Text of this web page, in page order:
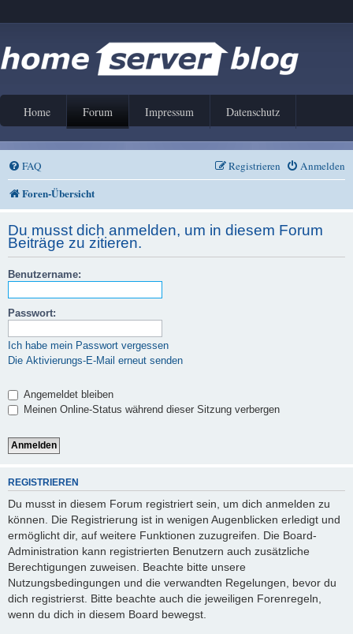
Home Forum Impressum Datenschutz
FAQ Anmelden
Registrieren
Foren-Übersicht
Du musst dich anmelden, um in diesem Forum
Beiträge zu zitieren.
Benutzername:
Passwort:
Ich habe mein Passwort vergessen
Die Aktivierungs-E-Mail erneut senden
Angemeldet bleiben
Meinen Online-Status während dieser Sitzung verbergen
REGISTRIEREN
Du musst in diesem Forum registriert sein, um dich anmelden zu
können. Die Registrierung ist in wenigen Augenblicken erledigt und
ermöglicht dir, auf weitere Funktionen zuzugreifen. Die Board-
Administration kann registrierten Benutzern auch zusätzliche
Berechtigungen zuweisen. Beachte bitte unsere
Nutzungsbedingungen und die verwandten Regelungen, bevor du
dich registrierst. Bitte beachte auch die jeweiligen Forenregeln,
wenn du dich in diesem Board bewegst.